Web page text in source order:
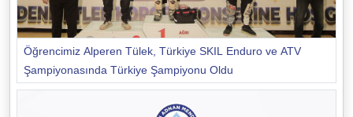
Öğrencimiz Alperen Tülek, Türkiye SKIL Enduro ve ATV
Şampiyonasında Türkiye Şampiyonu Oldu